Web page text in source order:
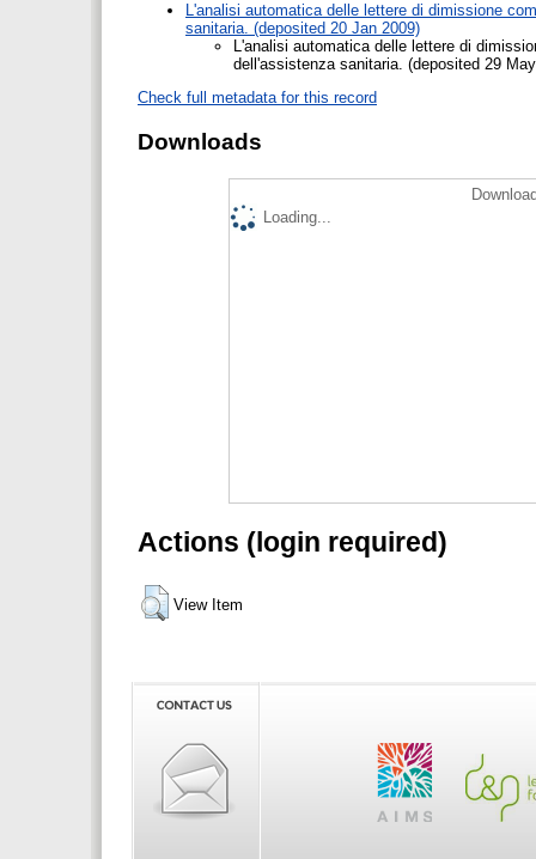
L'analisi automatica delle lettere di dimissione
sanitaria. (deposited 20 Jan 2009)
L'analisi automatica delle lettere di
dell'assistenza sanitaria. (deposited 29
Check full metadata for this record
Downloads
Loading...
Actions (login required)
View Item